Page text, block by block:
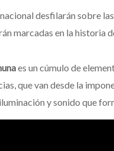
desfilarán sobre
marcadas en la historia
es un cúmulo de
que van desde la
y sonido que